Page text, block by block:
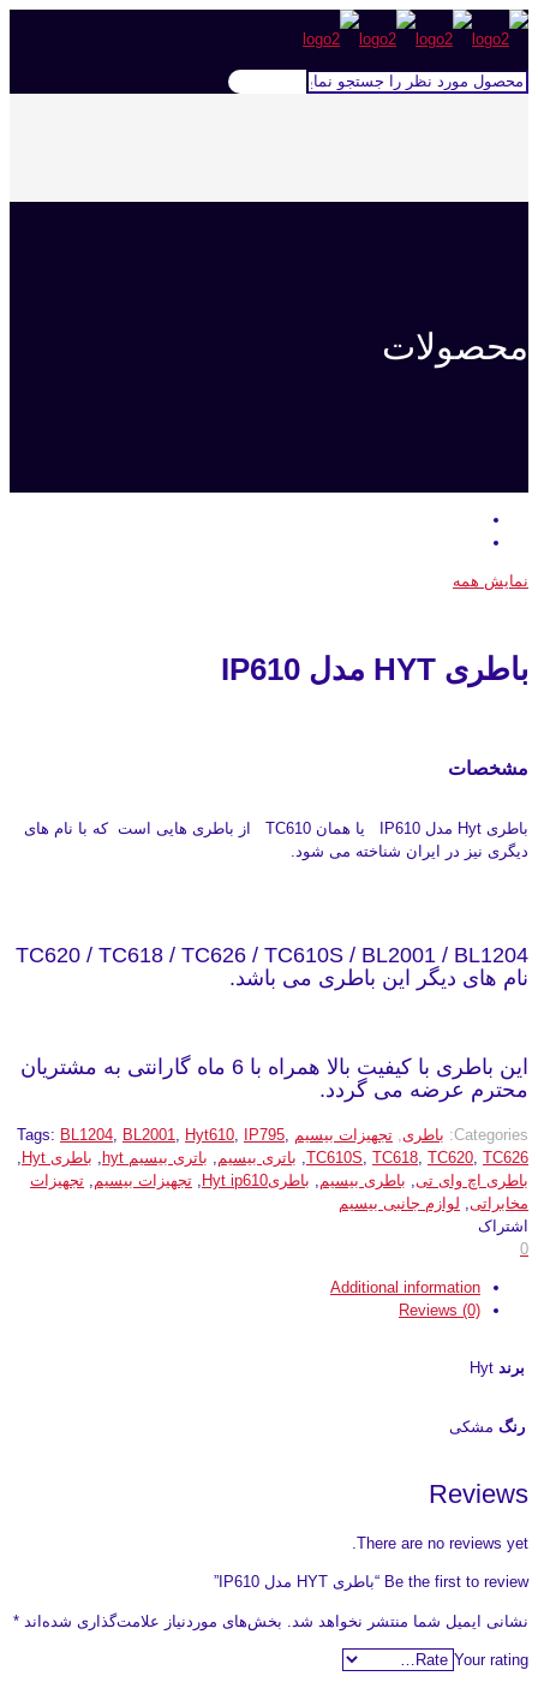
محصولات
نمایش همه
باطری HYT مدل IP610
مشخصات
باطری Hyt مدل IP610 یا همان TC610 از باطری هایی است که با نام های
دیگری نیز در ایران شناخته می شود.
TC620 / TC618 / TC626 / TC610S / BL2001 / BL1204
نام های دیگر این باطری می باشد.
این باطری با کیفیت بالا همراه با 6 ماه گارانتی به مشتریان
محترم عرضه می گردد.
Categories: باطری تجهیزات بیسیم Tags: BL1204 BL2001 Hyt610 IP795
TC610S TC618 TC620 TC626 باتری بیسیم باتری بیسیم hyt باطری Hyt
باطری اچ وای تی
باطری بیسیم باطریHyt ip610 تجهیزات بیسیم
تجهیزات
مخابراتی
لوازم جانبی بیسیم
اشتراک
0
Additional information
Reviews (0)
برند Hyt
رنگ مشکی
Reviews
There are no reviews yet.
Be the first to review “باطری HYT مدل IP610”
نشانی ایمیل شما منتشر نخواهد شد. بخش‌های موردنیاز علامت‌گذاری شده‌اند *
Your rating